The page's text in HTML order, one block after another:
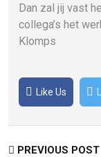
Dan zal jij vast
collega’s het
Klomps
Like Us
PREVIOUS POST